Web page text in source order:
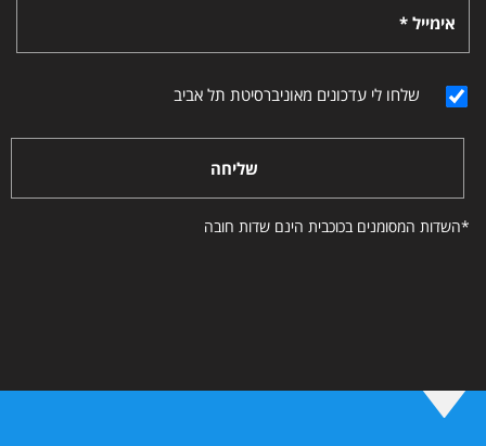
אימייל *
שלחו לי עדכונים מאוניברסיטת תל אביב
שליחה
*השדות המסומנים בכוכבית הינם שדות חובה